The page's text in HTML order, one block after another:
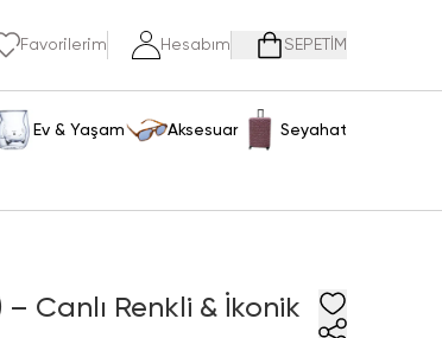
Favorilerim Hesabım SEPETİM
Ev & Yaşam Aksesuar Seyahat
– Canlı Renkli & İkonik